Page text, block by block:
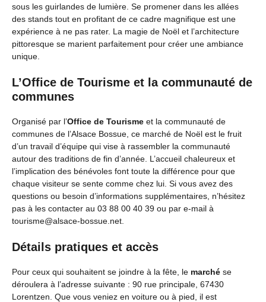
sous les guirlandes de lumière. Se promener dans les allées
des stands tout en profitant de ce cadre magnifique est une
expérience à ne pas rater. La magie de Noël et l’architecture
pittoresque se marient parfaitement pour créer une ambiance
unique.
L’Office de Tourisme et la communauté de
communes
Organisé par l’Office de Tourisme et la communauté de
communes de l’Alsace Bossue, ce marché de Noël est le fruit
d’un travail d’équipe qui vise à rassembler la communauté
autour des traditions de fin d’année. L’accueil chaleureux et
l’implication des bénévoles font toute la différence pour que
chaque visiteur se sente comme chez lui. Si vous avez des
questions ou besoin d’informations supplémentaires, n’hésitez
pas à les contacter au 03 88 00 40 39 ou par e-mail à
tourisme@alsace-bossue.net.
Détails pratiques et accès
Pour ceux qui souhaitent se joindre à la fête, le marché se
déroulera à l’adresse suivante : 90 rue principale, 67430
Lorentzen. Que vous veniez en voiture ou à pied, il est